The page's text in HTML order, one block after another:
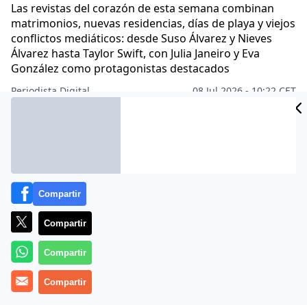
Las revistas del corazón de esta semana combinan
matrimonios, nuevas residencias, días de playa y viejos
conflictos mediáticos: desde Suso Álvarez y Nieves
Álvarez hasta Taylor Swift, con Julia Janeiro y Eva
González como protagonistas destacados
Periodista Digital
08 Jul 2026 - 10:22 CET
Compartir
Compartir
Compartir
Compartir